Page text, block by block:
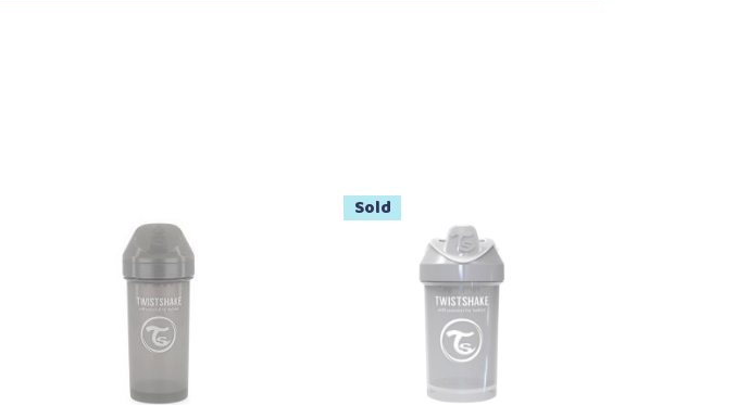
Ajouter au panier
Sold
Lire la suite